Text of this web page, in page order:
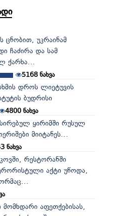
უკრაინამ
ჩაძირა და სამ
ქარხა...
5168 ნახვა
დროს ლიეტუვის
ბუდრისი
4800ნახვა
ყირიმში რუსულ
მიიტანეს...
ნახვა
რესტორანში
აქტი უწოდა,
აფეთქებისას,